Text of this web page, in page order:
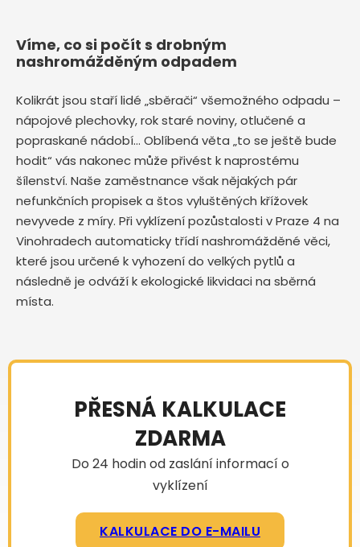
Víme, co si počít s drobným
nashromážděným odpadem
Kolikrát jsou staří lidé „sběrači“ všemožného odpadu –
nápojové plechovky, rok staré noviny, otlučené a
popraskané nádobí… Oblíbená věta „to se ještě bude
hodit“ vás nakonec může přivést k naprostému
šílenství. Naše zaměstnance však nějakých pár
nefunkčních propisek a štos vyluštěných křížovek
nevyvede z míry. Při vyklízení pozůstalosti v Praze 4 na
Vinohradech automaticky třídí nashromážděné věci,
které jsou určené k vyhození do velkých pytlů a
následně je odváží k ekologické likvidaci na sběrná
místa.
PŘESNÁ KALKULACE
ZDARMA
Do 24 hodin od zaslání informací o
vyklízení
KALKULACE DO E-MAILU